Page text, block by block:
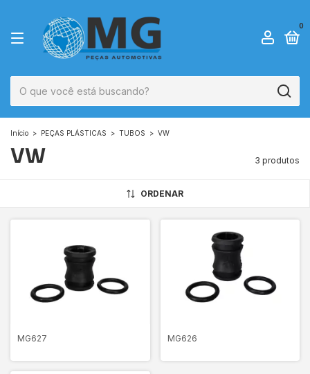
0
Início > PEÇAS PLÁSTICAS > TUBOS > VW
VW 3 produtos
ORDENAR
MG627 MG626